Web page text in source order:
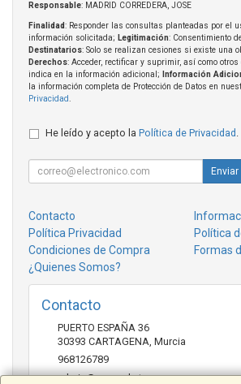
Responsable: MADRID CORREDERA, JOSE
Finalidad: Responder las consultas planteadas por el
información solicitada; Legitimación: Consentimiento
Destinatarios: Solo se realizan cesiones si existe una
Derechos: Acceder, rectificar y suprimir, así como otros
indica en la información adicional;
Información
la información completa de Protección de Datos en
Privacidad
He leído y acepto la Política de Privacidad .
Enviar
Contacto
Política Privacidad
Política
Condiciones de Compra
Formas
¿Quienes Somos?
Contacto
PUERTO ESPAÑA 36
30393 CARTAGENA, Murcia
968126789
admin@mcmarket.es